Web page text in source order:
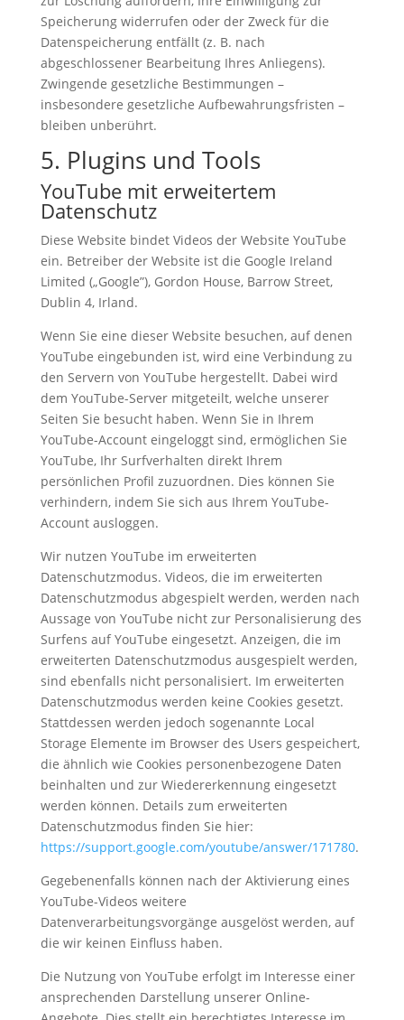
Speicherung widerrufen oder der Zweck für die
Datenspeicherung entfällt (z. B. nach
abgeschlossener Bearbeitung Ihres Anliegens).
Zwingende gesetzliche Bestimmungen –
insbesondere gesetzliche Aufbewahrungsfristen –
bleiben unberührt.
5. Plugins und Tools
YouTube mit erweitertem
Datenschutz
Diese Website bindet Videos der Website YouTube
ein. Betreiber der Website ist die Google Ireland
Limited („Google”), Gordon House, Barrow Street,
Dublin 4, Irland.
Wenn Sie eine dieser Website besuchen, auf denen
YouTube eingebunden ist, wird eine Verbindung zu
den Servern von YouTube hergestellt. Dabei wird
dem YouTube-Server mitgeteilt, welche unserer
Seiten Sie besucht haben. Wenn Sie in Ihrem
YouTube-Account eingeloggt sind, ermöglichen Sie
YouTube, Ihr Surfverhalten direkt Ihrem
persönlichen Profil zuzuordnen. Dies können Sie
verhindern, indem Sie sich aus Ihrem YouTube-
Account ausloggen.
Wir nutzen YouTube im erweiterten
Datenschutzmodus. Videos, die im erweiterten
Datenschutzmodus abgespielt werden, werden nach
Aussage von YouTube nicht zur Personalisierung des
Surfens auf YouTube eingesetzt. Anzeigen, die im
erweiterten Datenschutzmodus ausgespielt werden,
sind ebenfalls nicht personalisiert. Im erweiterten
Datenschutzmodus werden keine Cookies gesetzt.
Stattdessen werden jedoch sogenannte Local
Storage Elemente im Browser des Users gespeichert,
die ähnlich wie Cookies personenbezogene Daten
beinhalten und zur Wiedererkennung eingesetzt
werden können. Details zum erweiterten
Datenschutzmodus finden Sie hier:
https://support.google.com/youtube/answer/171780.
Gegebenenfalls können nach der Aktivierung eines
YouTube-Videos weitere
Datenverarbeitungsvorgänge ausgelöst werden, auf
die wir keinen Einfluss haben.
Die Nutzung von YouTube erfolgt im Interesse einer
ansprechenden Darstellung unserer Online-